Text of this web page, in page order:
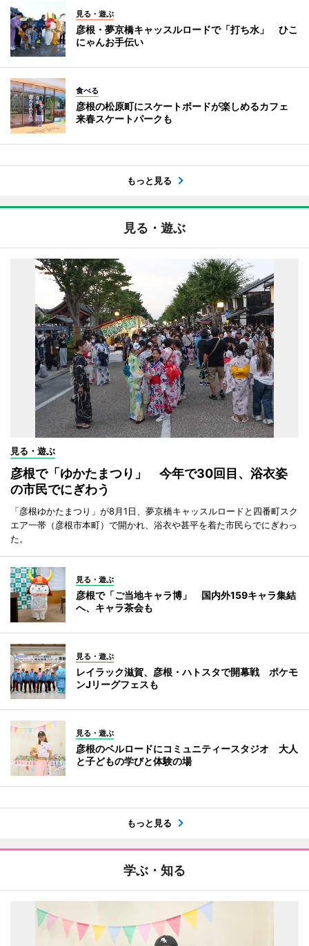
見る・遊ぶ
彦根・夢京橋キャッスルロードで「打ち水」 ひこ
にゃんお手伝い
食べる
彦根の松原町にスケートボードが楽しめるカフェ
来春スケートパークも
もっと見る
見る・遊ぶ
見る・遊ぶ
彦根で「ゆかたまつり」 今年で30回目、浴衣姿
の市民でにぎわう
「彦根ゆかたまつり」が8月1日、夢京橋キャッスルロードと四番町スク
エア一帯（彦根市本町）で開かれ、浴衣や甚平を着た市民らでにぎわっ
た。
見る・遊ぶ
彦根で「ご当地キャラ博」 国内外159キャラ集結
へ、キャラ茶会も
見る・遊ぶ
レイラック滋賀、彦根・ハトスタで開幕戦 ポケモ
ンJリーグフェスも
見る・遊ぶ
彦根のベルロードにコミュニティースタジオ 大人
と子どもの学びと体験の場
もっと見る
学ぶ・知る